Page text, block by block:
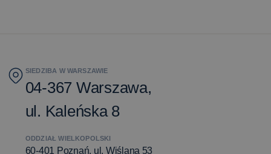
SIEDZIBA W WARSZAWIE
04-367 Warszawa,
ul. Kaleńska 8
ODDZIAŁ WIELKOPOLSKI
60-401 Poznań, ul. Wiślana 53